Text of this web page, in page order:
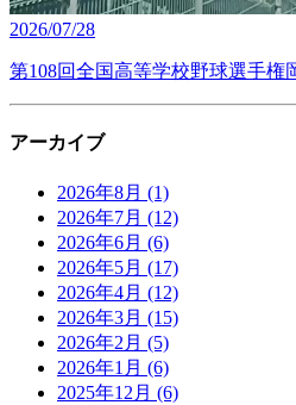
2026/07/28
第108回全国高等学校野球選手権
アーカイブ
2026年8月 (1)
2026年7月 (12)
2026年6月 (6)
2026年5月 (17)
2026年4月 (12)
2026年3月 (15)
2026年2月 (5)
2026年1月 (6)
2025年12月 (6)